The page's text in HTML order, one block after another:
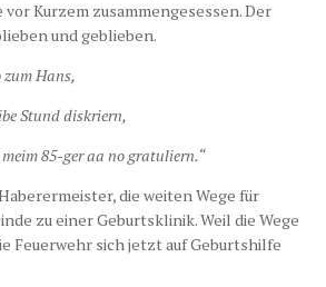
Kurzem zusammengesessen. Der
und geblieben.
Hans,
Stund diskriern,
85-ger aa no gratuliern.“
die weiten Wege für
zu einer Geburtsklinik. Weil die Wege
Feuerwehr sich jetzt auf Geburtshilfe